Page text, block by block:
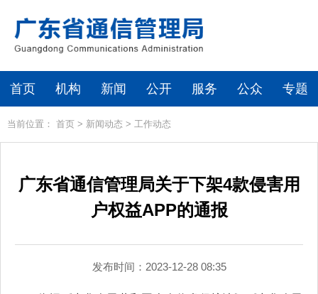
首页 机构 新闻 公开 服务 公众 专题
当前位置： 首页 > 新闻动态 > 工作动态
广东省通信管理局关于下架4款侵害用
户权益APP的通报
发布时间：2023-12-28 08:35